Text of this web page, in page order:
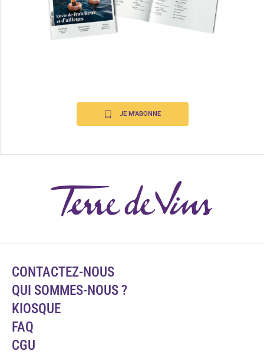
JE M'ABONNE
CONTACTEZ-NOUS
QUI SOMMES-NOUS ?
KIOSQUE
FAQ
CGU